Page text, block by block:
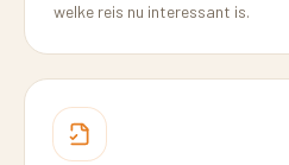
welke reis nu interessant is.